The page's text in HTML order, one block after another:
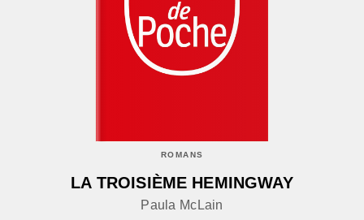
ROMANS
LA TROISIÈME HEMINGWAY
Paula McLain